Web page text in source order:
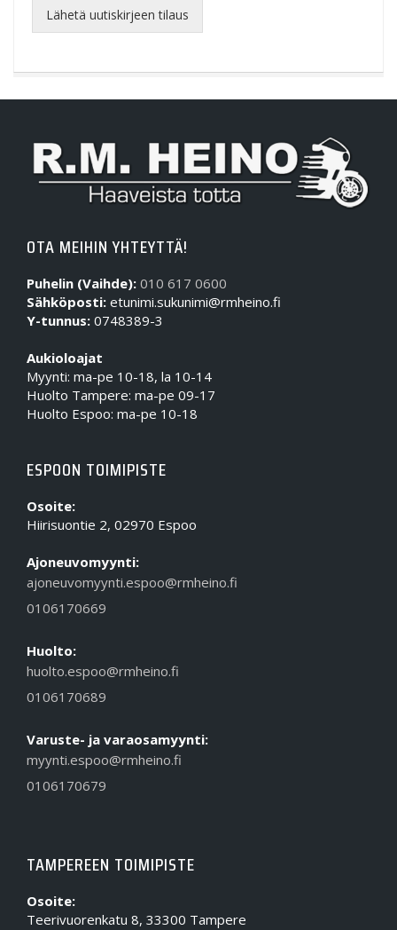
Lähetä uutiskirjeen tilaus
OTA MEIHIN YHTEYTTÄ!
Puhelin (Vaihde): 010 617 0600
Sähköposti: etunimi.sukunimi@rmheino.fi
Y-tunnus: 0748389-3
Aukioloajat
Myynti: ma-pe 10-18, la 10-14
Huolto Tampere: ma-pe 09-17
Huolto Espoo: ma-pe 10-18
ESPOON TOIMIPISTE
Osoite:
Hiirisuontie 2, 02970 Espoo
Ajoneuvomyynti:
ajoneuvomyynti.espoo@rmheino.fi
0106170669
Huolto:
huolto.espoo@rmheino.fi
0106170689
Varuste- ja varaosamyynti:
myynti.espoo@rmheino.fi
0106170679
TAMPEREEN TOIMIPISTE
Osoite:
Teerivuorenkatu 8, 33300 Tampere